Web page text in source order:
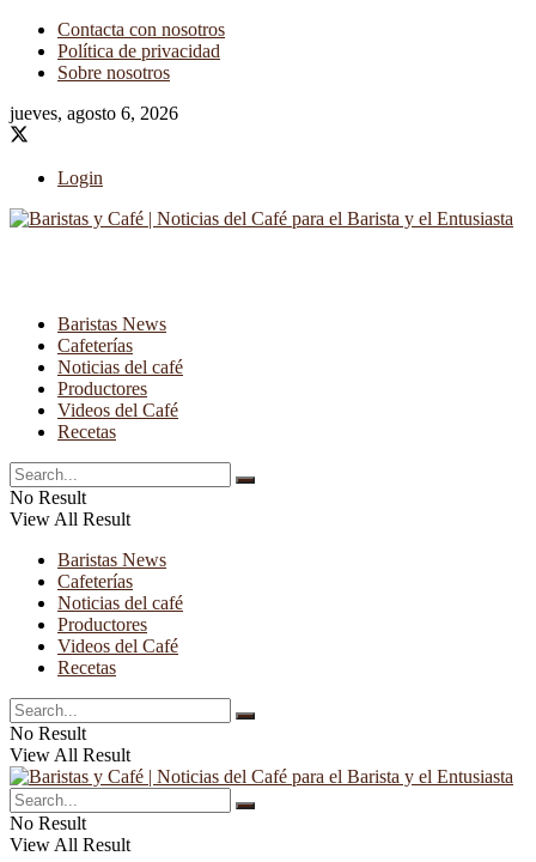
Contacta con nosotros
Política de privacidad
Sobre nosotros
jueves, agosto 6, 2026
Login
Baristas News
Cafeterías
Noticias del café
Productores
Videos del Café
Recetas
No Result
View All Result
Baristas News
Cafeterías
Noticias del café
Productores
Videos del Café
Recetas
No Result
View All Result
No Result
View All Result